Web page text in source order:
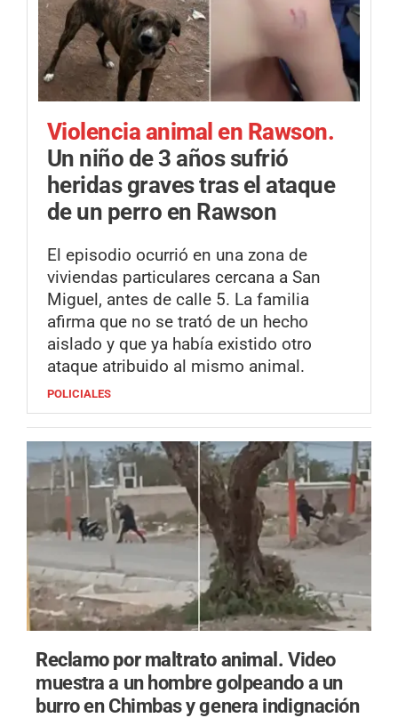
Violencia animal en Rawson.
Un niño de 3 años sufrió
heridas graves tras el ataque
de un perro en Rawson
El episodio ocurrió en una zona de
viviendas particulares cercana a San
Miguel, antes de calle 5. La familia
afirma que no se trató de un hecho
aislado y que ya había existido otro
ataque atribuido al mismo animal.
POLICIALES
Reclamo por maltrato animal.Video
muestra a un hombre golpeando a un
burro en Chimbas y genera indignación